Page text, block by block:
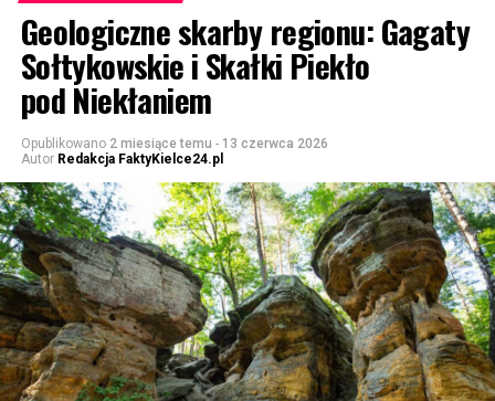
Geologiczne skarby regionu: Gagaty
Sołtykowskie i Skałki Piekło
pod Niekłaniem
Opublikowano 2 miesiące temu - 13 czerwca 2026
Autor Redakcja FaktyKielce24.pl